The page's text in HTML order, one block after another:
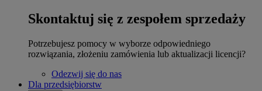
Skontaktuj się z zespołem sprzedaży
Potrzebujesz pomocy w wyborze odpowiedniego
rozwiązania, złożeniu zamówienia lub aktualizacji licencji?
Odezwij się do nas
Dla przedsiębiorstw